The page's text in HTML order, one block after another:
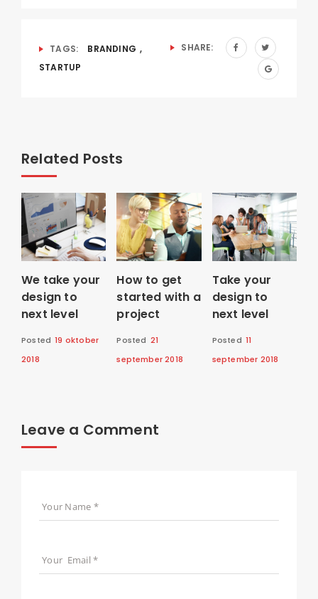
TAGS: BRANDING ,
STARTUP
SHARE:
Related Posts
We take your
design to
next level
Posted 19 oktober
2018
How to get
started with a
project
Posted 21
september 2018
Take your
design to
next level
Posted 11
september 2018
Leave a Comment